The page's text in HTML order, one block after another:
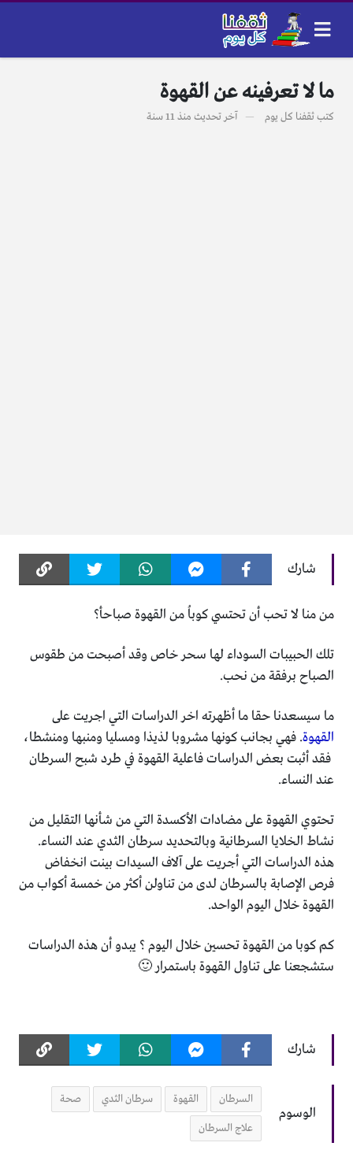
ما لا تعرفينه عن القهوة
كتبثقفنا كل يوم آخر تحديث منذ 11 سنة
شارك
من منا لا تحب أن تحتسي كوباُ من القهوة صباحأ؟
تلك الحبيبات السوداء لها سحر خاص وقد أصبحت من طقوس
الصباح برفقة من نحب.
ما سيسعدنا حقا ما أظهرته اخر الدراسات التي اجريت على
القهوة. فهي بجانب كونها مشروبا لذيذا ومسليا ومنبها ومنشطا،
فقد أثبت بعض الدراسات فاعلية القهوة في طرد شبح السرطان
عند النساء.
تحتوي القهوة على مضادات الأكسدة التي من شأنها التقليل من
نشاط الخلايا السرطانية وبالتحديد سرطان الثدي عند النساء.
هذه الدراسات التي أجريت على آلاف السيدات بينت انخفاض
فرص الإصابة بالسرطان لدى من تناولن أكثر من خمسة أكواب من
القهوة خلال اليوم الواحد.
كم كوبا من القهوة تحسين خلال اليوم ؟ يبدو أن هذه الدراسات
ستشجعنا على تناول القهوة باستمرار 🙂
شارك
الوسوم
السرطان القهوة سرطان الثدي صحة
علاج السرطان